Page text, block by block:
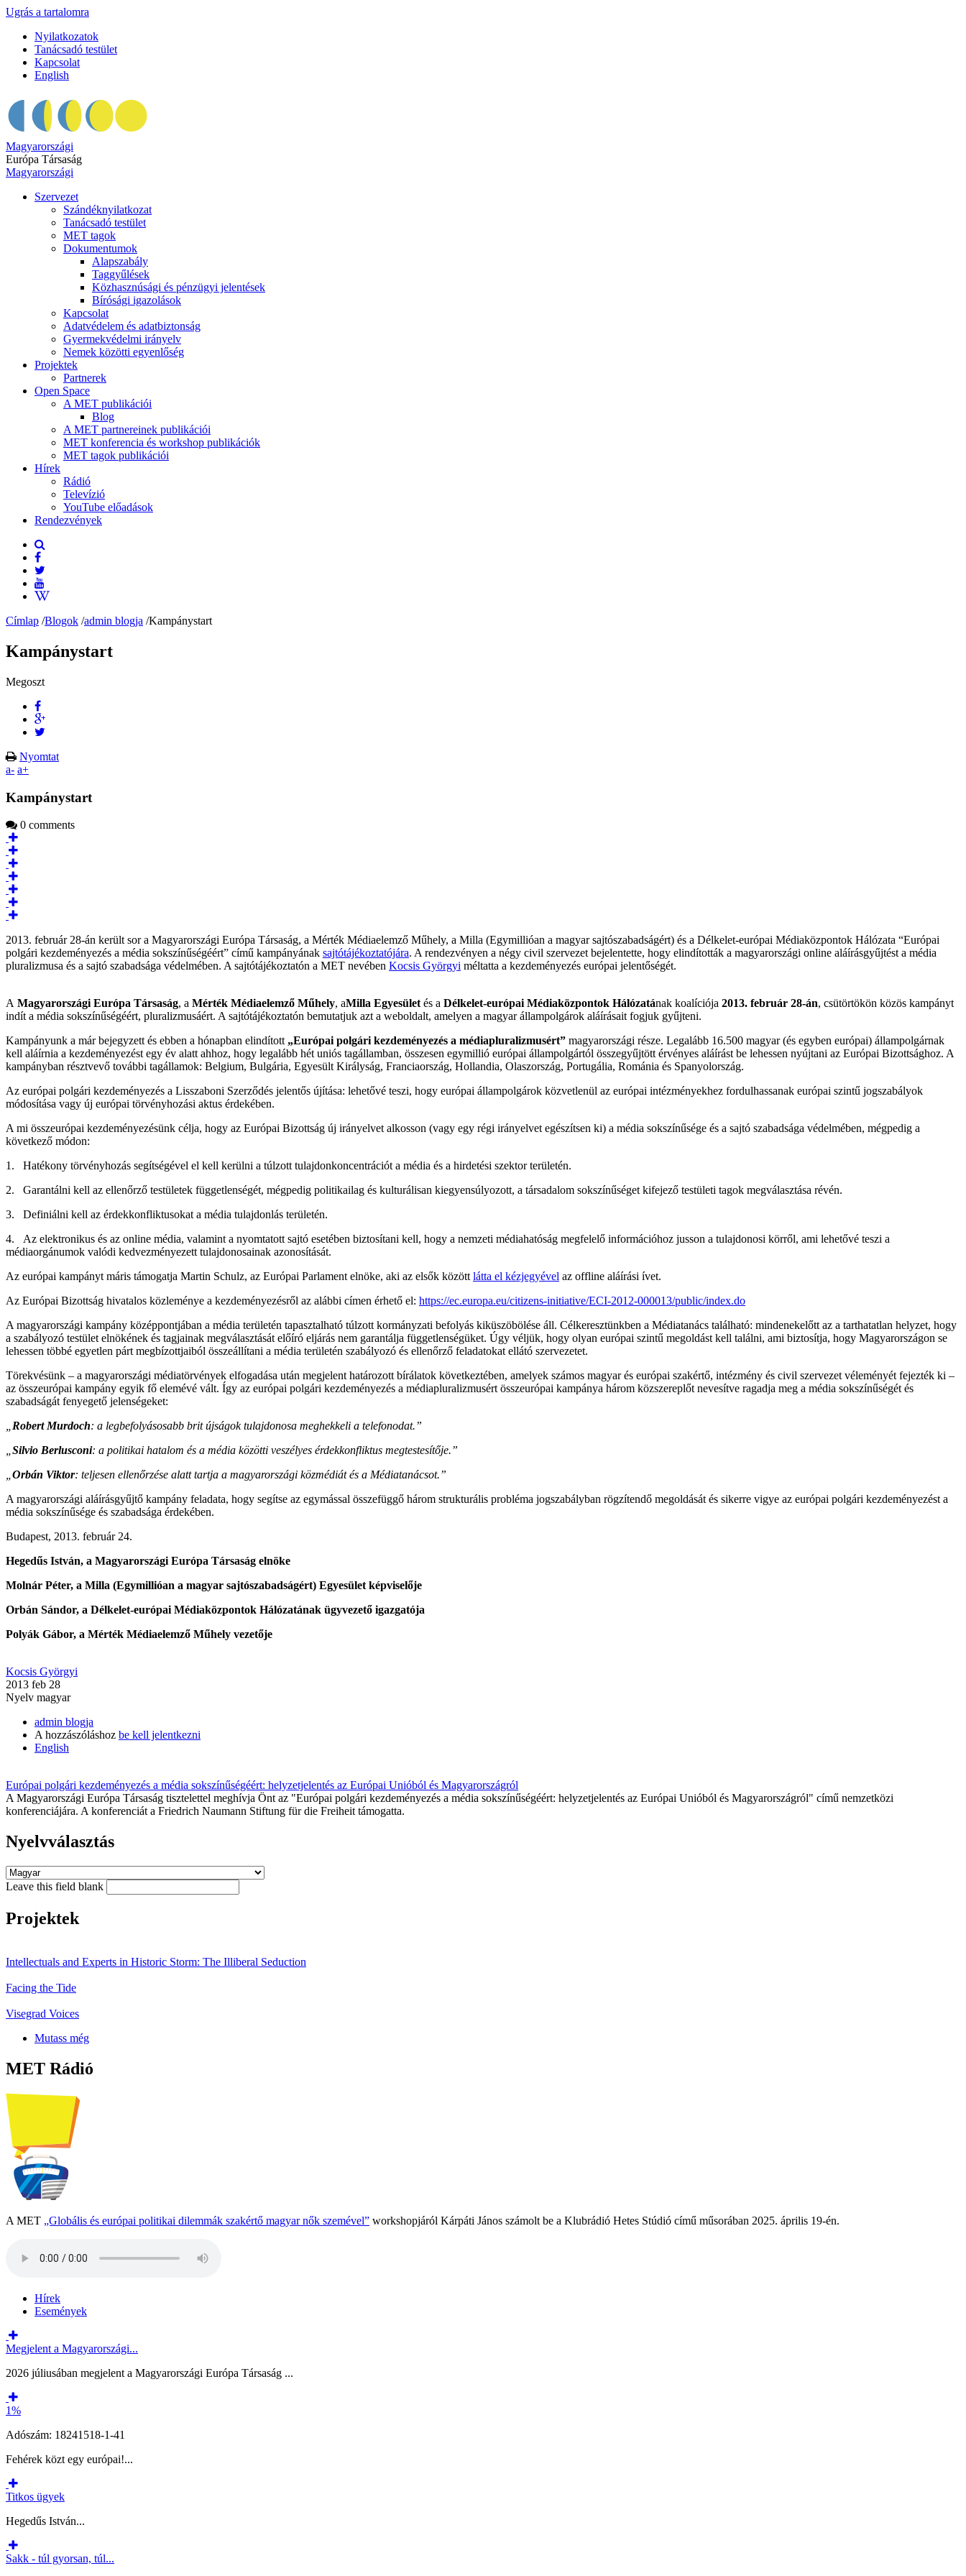
Ugrás a tartalomra
Nyilatkozatok
Tanácsadó testület
Kapcsolat
English
Magyarországi
Európa Társaság
Magyarországi
Szervezet
Szándéknyilatkozat
Tanácsadó testület
MET tagok
Dokumentumok
Alapszabály
Taggyűlések
Közhasznúsági és pénzügyi jelentések
Bírósági igazolások
Kapcsolat
Adatvédelem és adatbiztonság
Gyermekvédelmi irányelv
Nemek közötti egyenlőség
Projektek
Partnerek
Open Space
A MET publikációi
Blog
A MET partnereinek publikációi
MET konferencia és workshop publikációk
MET tagok publikációi
Hírek
Rádió
Televízió
YouTube előadások
Rendezvények
Címlap /Blogok /admin blogja /Kampánystart
Kampánystart
Megoszt
Nyomtat
a- a+
Kampánystart
0 comments
2013. február 28-án került sor a Magyarországi Európa Társaság, a Mérték Médiaelemző Műhely, a Milla (Egymillióan a magyar sajtószabadságért) és a Délkelet-európai Médiaközpontok Hálózata “Európai
polgári kezdeményezés a média sokszínűségéért” című kampányának sajtótájékoztatójára. A rendezvényen a négy civil szervezet bejelentette, hogy elindították a magyarországi online aláírásgyűjtést a média
pluralizmusa és a sajtó szabadsága védelmében. A sajtótájékoztatón a MET nevében Kocsis Györgyi méltatta a kezdeményezés európai jelentőségét.
A Magyarországi Európa Társaság, a Mérték Médiaelemző Műhely, aMilla Egyesület és a Délkelet-európai Médiaközpontok Hálózatának koalíciója 2013. február 28-án, csütörtökön közös kampányt
indít a média sokszínűségéért, pluralizmusáért. A sajtótájékoztatón bemutatjuk azt a weboldalt, amelyen a magyar állampolgárok aláírásait fogjuk gyűjteni.
Kampányunk a már bejegyzett és ebben a hónapban elindított „Európai polgári kezdeményezés a médiapluralizmusért” magyarországi része. Legalább 16.500 magyar (és egyben európai) állampolgárnak
kell aláírnia a kezdeményezést egy év alatt ahhoz, hogy legalább hét uniós tagállamban, összesen egymillió európai állampolgártól összegyűjtött érvényes aláírást be lehessen nyújtani az Európai Bizottsághoz. A
kampányban résztvevő további tagállamok: Belgium, Bulgária, Egyesült Királyság, Franciaország, Hollandia, Olaszország, Portugália, Románia és Spanyolország.
Az európai polgári kezdeményezés a Lisszaboni Szerződés jelentős újítása: lehetővé teszi, hogy európai állampolgárok közvetlenül az európai intézményekhez fordulhassanak európai szintű jogszabályok
módosítása vagy új európai törvényhozási aktus érdekében.
A mi összeurópai kezdeményezésünk célja, hogy az Európai Bizottság új irányelvet alkosson (vagy egy régi irányelvet egészítsen ki) a média sokszínűsége és a sajtó szabadsága védelmében, mégpedig a
következő módon:
1. Hatékony törvényhozás segítségével el kell kerülni a túlzott tulajdonkoncentrációt a média és a hirdetési szektor területén.
2. Garantálni kell az ellenőrző testületek függetlenségét, mégpedig politikailag és kulturálisan kiegyensúlyozott, a társadalom sokszínűséget kifejező testületi tagok megválasztása révén.
3. Definiálni kell az érdekkonfliktusokat a média tulajdonlás területén.
4. Az elektronikus és az online média, valamint a nyomtatott sajtó esetében biztosítani kell, hogy a nemzeti médiahatóság megfelelő információhoz jusson a tulajdonosi körről, ami lehetővé teszi a
médiaorgánumok valódi kedvezményezett tulajdonosainak azonosítását.
Az európai kampányt máris támogatja Martin Schulz, az Európai Parlament elnöke, aki az elsők között látta el kézjegyével az offline aláírási ívet.
Az Európai Bizottság hivatalos közleménye a kezdeményezésről az alábbi címen érhető el: https://ec.europa.eu/citizens-initiative/ECI-2012-000013/public/index.do
A magyarországi kampány középpontjában a média területén tapasztalható túlzott kormányzati befolyás kiküszöbölése áll. Célkeresztünkben a Médiatanács található: mindenekelőtt az a tarthatatlan helyzet, hogy
a szabályozó testület elnökének és tagjainak megválasztását előíró eljárás nem garantálja függetlenségüket. Úgy véljük, hogy olyan európai szintű megoldást kell találni, ami biztosítja, hogy Magyarországon se
lehessen többé egyetlen párt megbízottjaiból összeállítani a média területén szabályozó és ellenőrző feladatokat ellátó szervezetet.
Törekvésünk – a magyarországi médiatörvények elfogadása után megjelent határozott bírálatok következtében, amelyek számos magyar és európai szakértő, intézmény és civil szervezet véleményét fejezték ki –
az összeurópai kampány egyik fő elemévé vált. Így az európai polgári kezdeményezés a médiapluralizmusért összeurópai kampánya három közszereplőt nevesítve ragadja meg a média sokszínűségét és
szabadságát fenyegető jelenségeket:
Robert Murdoch: a legbefolyásosabb brit újságok tulajdonosa meghekkeli a telefonodat.”
Silvio Berlusconi: a politikai hatalom és a média közötti veszélyes érdekkonfliktus megtestesítője.”
Orbán Viktor: teljesen ellenőrzése alatt tartja a magyarországi közmédiát és a Médiatanácsot.”
A magyarországi aláírásgyűjtő kampány feladata, hogy segítse az egymással összefüggő három strukturális probléma jogszabályban rögzítendő megoldását és sikerre vigye az európai polgári kezdeményezést a
média sokszínűsége és szabadsága érdekében.
Budapest, 2013. február 24.
Hegedűs István, a Magyarországi Európa Társaság elnöke
Molnár Péter, a Milla (Egymillióan a magyar sajtószabadságért) Egyesület képviselője
Orbán Sándor, a Délkelet-európai Médiaközpontok Hálózatának ügyvezető igazgatója
Polyák Gábor, a Mérték Médiaelemző Műhely vezetője
Kocsis Györgyi
2013 feb 28
Nyelv magyar
admin blogja
A hozzászóláshoz be kell jelentkezni
English
Európai polgári kezdeményezés a média sokszínűségéért: helyzetjelentés az Európai Unióból és Magyarországról
A Magyarországi Európa Társaság tisztelettel meghívja Önt az "Európai polgári kezdeményezés a média sokszínűségéért: helyzetjelentés az Európai Unióból és Magyarországról" című nemzetközi
konferenciájára. A konferenciát a Friedrich Naumann Stiftung für die Freiheit támogatta.
Nyelvválasztás
Leave this field blank
Projektek
Intellectuals and Experts in Historic Storm: The Illiberal Seduction
Facing the Tide
Visegrad Voices
Mutass még
MET Rádió
A MET „Globális és európai politikai dilemmák szakértő magyar nők szemével” workshopjáról Kárpáti János számolt be a Klubrádió Hetes Stúdió című műsorában 2025. április 19-én.
Hírek
Események
Megjelent a Magyarországi...
2026 júliusában megjelent a Magyarországi Európa Társaság ...
1%
Adószám: 18241518-1-41
Fehérek közt egy európai!...
Titkos ügyek
Hegedűs István...
Sakk - túl gyorsan, túl...